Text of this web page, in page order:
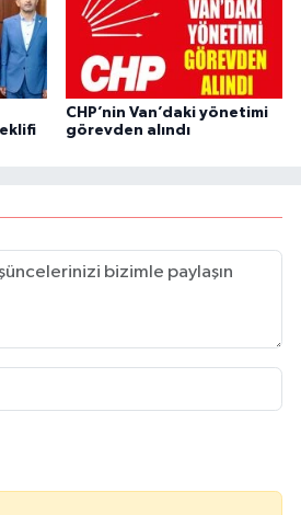
CHP’nin Van’daki yönetimi
görevden alındı